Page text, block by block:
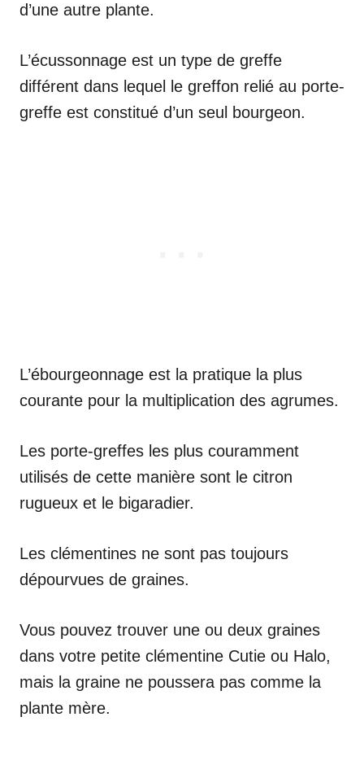
d’une autre plante.
L’écussonnage est un type de greffe
différent dans lequel le greffon relié au porte-
greffe est constitué d’un seul bourgeon.
L’ébourgeonnage est la pratique la plus
courante pour la multiplication des agrumes.
Les porte-greffes les plus couramment
utilisés de cette manière sont le citron
rugueux et le bigaradier.
Les clémentines ne sont pas toujours
dépourvues de graines.
Vous pouvez trouver une ou deux graines
dans votre petite clémentine Cutie ou Halo,
mais la graine ne poussera pas comme la
plante mère.